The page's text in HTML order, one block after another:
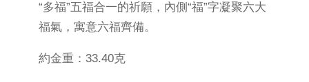
“多福”五福合一的祈願，內側“福”字凝聚六大
福氣，寓意六福齊備。
約金重：33.40克